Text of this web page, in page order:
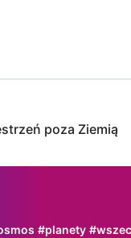
poza Ziemią
#planety #